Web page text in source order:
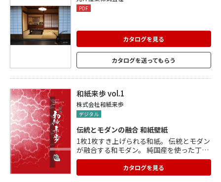
PDF
カタログを見る
カタログを送ってもらう
和紙来歩 vol.1
株式会社和紙来歩
デジタル
伝統とモダンの融合 和紙壁紙
1枚1枚すき上げられる和紙。 伝統とモダン
が融合する和モダン。 純国産を使った丁寧
な和紙壁紙を取り揃えております。 まずは
カタログをご覧ください。 蓄光タイプのひ
かり和紙 透かし和紙 土佐和紙 京和紙 越前
カタログを見る